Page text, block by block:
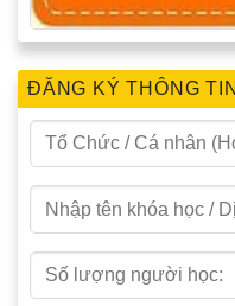
ĐĂNG KÝ THÔNG TIN